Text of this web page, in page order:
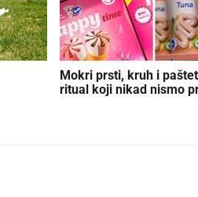
Mokri prsti, kruh i
ritual koji nikad nismo